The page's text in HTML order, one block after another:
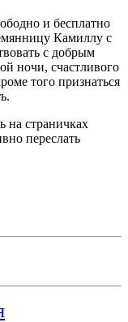
и бесплатно
Камиллу с
с добрым
ночи, счастливого
того признаться
на страничках
переслать